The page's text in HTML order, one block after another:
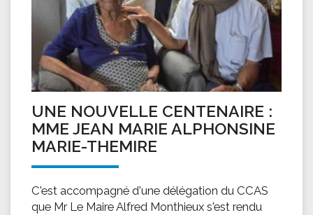
UNE NOUVELLE CENTENAIRE :
MME JEAN MARIE ALPHONSINE
MARIE-THEMIRE
C'est accompagné d'une délégation du CCAS
que Mr Le Maire Alfred Monthieux s'est rendu